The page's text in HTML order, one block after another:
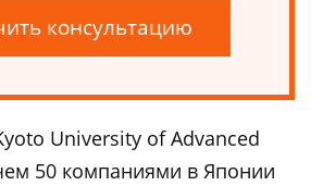
консультацию
University of Advanced
50 компаниями в Японии